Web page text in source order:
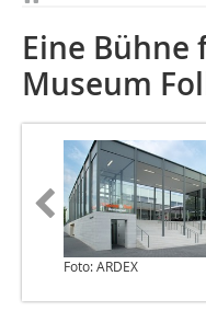
Eine Bühne
Museum
Foto: ARDEX